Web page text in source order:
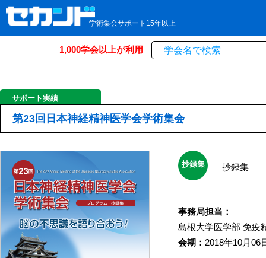
学術集会サポート15年以上
1,000学会以上が利用
サポート実績
第23回日本神経精神医学会学術集会
抄録集 抄録集
事務局担当：
島根大学医学部 免疫
会期： 2018年10月06